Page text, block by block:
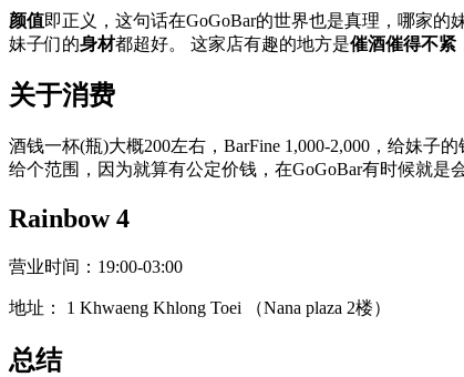
颜值即正义，这句话在GoGoBar的世界也是真理，哪家
妹子们的身材都超好。 这家店有趣的地方是催酒催得不紧
关于消费
酒钱一杯(瓶)大概200左右，BarFine 1,000-2,000，给妹
给个范围，因为就算有公定价钱，在GoGoBar有时候就是
Rainbow 4
营业时间：19:00-03:00
地址： 1 Khwaeng Khlong Toei （Nana plaza 2楼）
总结